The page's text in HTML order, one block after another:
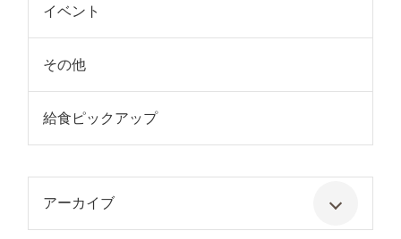
イベント
その他
給食ピックアップ
アーカイブ